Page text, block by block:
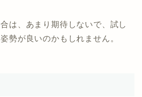
は、あまり期待しないで、試し
勢が良いのかもしれません。